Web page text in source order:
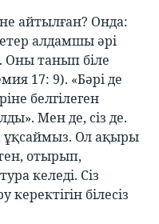
айтылған? Онда:
алдамшы әрі
Оны танып біле
17: 9). «Бәрі де
белгілеген
Мен де, сіз де.
ұқсаймыз. Ол ақыры
отырып,
келеді. Сіз
білесіз